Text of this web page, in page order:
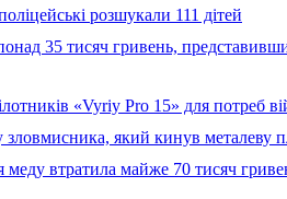
розшукали 111 дітей
35 тисяч гривень,
«Vyriy Pro 15» для потреб
зловмисника, який кинув металеву
втратила майже 70 тисяч